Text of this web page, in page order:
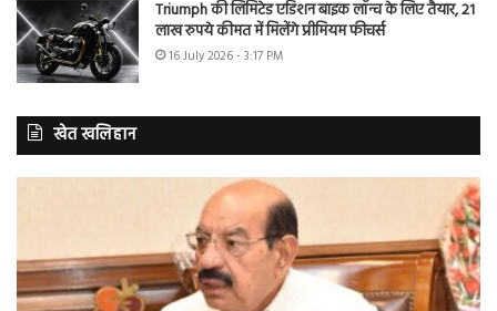
Triumph की लिमिटेड एडिशन बाइक लॉन्च के लिए तैयार, 21
लाख रुपये कीमत में मिलेंगे प्रीमियम फीचर्स
16 July 2026 - 3:17 PM
खेत खलिहान